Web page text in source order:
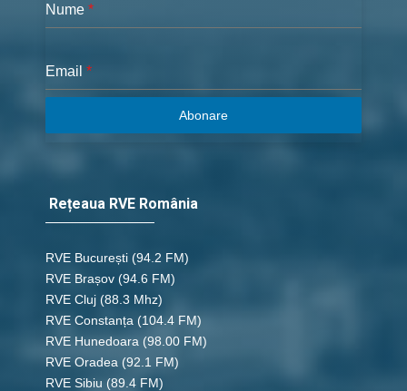
Nume *
Email *
Abonare
Rețeaua RVE România
RVE București (94.2 FM)
RVE Brașov (94.6 FM)
RVE Cluj (88.3 Mhz)
RVE Constanța (104.4 FM)
RVE Hunedoara (98.00 FM)
RVE Oradea (92.1 FM)
RVE Sibiu (89.4 FM)